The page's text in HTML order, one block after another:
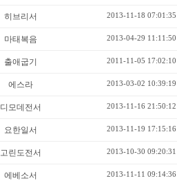
히브리서 2013-11-18 07:01:35
마태복음 2013-04-29 11:11:50
출애굽기 2011-11-05 17:02:10
에스라 2013-03-02 10:39:19
디모데전서 2013-11-16 21:50:12
요한일서 2013-11-19 17:15:16
고린도전서 2013-10-30 09:20:31
에베소서 2013-11-11 09:14:36